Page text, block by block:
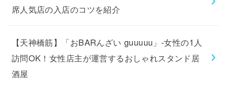
席人気店の入店のコツを紹介
【天神橋筋】「おBARんざい guuuuu」-女性の1人
訪問OK！女性店主が運営するおしゃれスタンド居
酒屋